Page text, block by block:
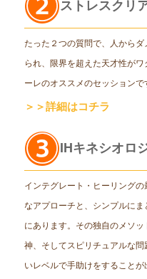
ストレスクリ
たった２つの質問で、人から
られ、限界を超えた天才性が
ーレのオススメのセッションで
＞＞詳細はコチラ
IHキネシオロ
インテグレート・ヒーリング
なアプローチと、シンプルにま
にあります。その独自のメソ
神、そしてスピリチュアルな
いレベルで手助けをすることが